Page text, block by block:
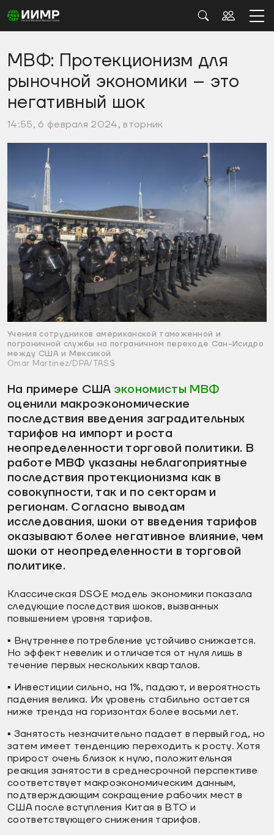
МВФ: Протекционизм для
рыночной экономики – это
негативный шок
14:55, 6 февраля 2024, вторник
Учения сотрудников американской таможенной и
пограничной службы на пограничном переходе Сан-Исидро
между США и Мексикой
Omar Martinez/DPA/TASS
На примере США экономисты МВФ
оценили макроэкономические
последствия введения заградительных
тарифов на импорт и роста
неопределенности торговой политики. В
работе МВФ указаны неблагоприятные
последствия протекционизма как в
совокупности, так и по секторам и
регионам. Согласно выводам
исследования, шоки от введения тарифов
оказывают более негативное влияние, чем
шоки от неопределенности в торговой
политике.
Классическая DSGE модель экономики показала
следующие последствия шоков, вызванных
повышением уровня тарифов.
▪️ Внутреннее потребление устойчиво снижается.
Но эффект невелик и отличается от нуля лишь в
течение первых нескольких кварталов.
▪️ Инвестиции сильно, на 1%, падают, и вероятность
падения велика. Их уровень стабильно остается
ниже тренда на горизонтах более восьми лет.
▪️ Занятость незначительно падает в первый год, но
затем имеет тенденцию переходить к росту. Хотя
прирост очень близок к нулю, положительная
реакция занятости в среднесрочной перспективе
соответствует макроэкономическим данным,
подтверждающим сокращение рабочих мест в
США после вступления Китая в ВТО и
соответствующего снижения тарифов.